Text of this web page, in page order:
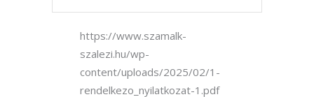
https://www.szamalk-
szalezi.hu/wp-
content/uploads/2025/02/1-
rendelkezo_nyilatkozat-1.pdf